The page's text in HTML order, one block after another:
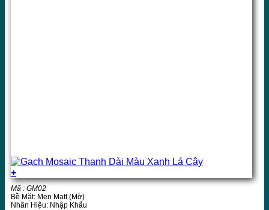
+
Mã : GM02
Bề Mặt: Men Matt (Mờ)
Nhãn Hiệu: Nhập Khẩu